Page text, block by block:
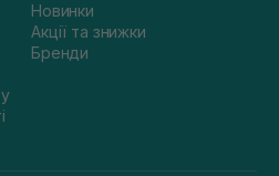
Новинки
Акції та знижки
Бренди